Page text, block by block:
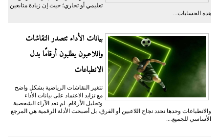
تعليمي أو تجاري؛ حيث إن زيادة متابعين
هذه الحسابات...
بيانات الأداء تتصدر النقاشات
واللاعبون يطلبون أرقامًا بدل
الانطباعات
تتغير النقاشات الرياضية بشكل واضح
مع تزايد الاعتماد على بيانات الأداء
وتحليل الأرقام. لم تعد الآراء الشخصية
والانطباعات وحدها تحدد نجاح اللاعبين أو الفرق، بل أصبحت الأدلة الرقمية هي المرجع
الأساسي للجميع....